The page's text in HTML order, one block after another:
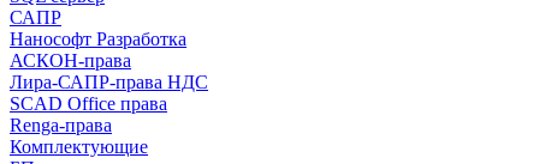
САПР
Нанософт Разработка
АСКОН-права
Лира-САПР-права НДС
SCAD Office права
Renga-права
Комплектующие